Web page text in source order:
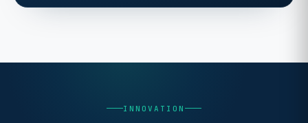
INNOVATION